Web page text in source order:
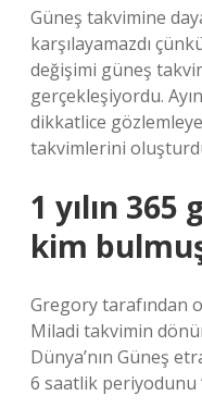
Güneş takvimine
karşılayamazdı
değişimi güneş
gerçekleşiyordu.
dikkatlice
takvimlerini
1 yılın
kim
Gregory tarafından
Miladi takvimin
Dünya’nın Güneş
6 saatlik periyodunu